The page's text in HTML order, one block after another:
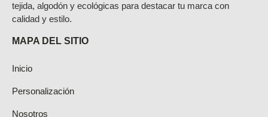
tejida, algodón y ecológicas para destacar tu marca con
calidad y estilo.
MAPA DEL SITIO
Inicio
Personalización
Nosotros